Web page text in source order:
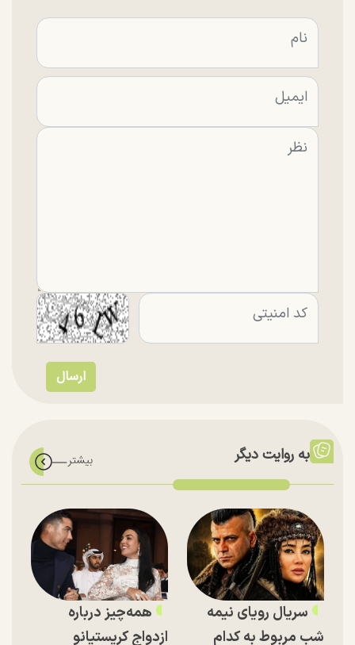
به روایت دیگر
سریال رویای نیمه
شب مربوط به کدام
همه‌چیز درباره
ازدواج کریستیانو